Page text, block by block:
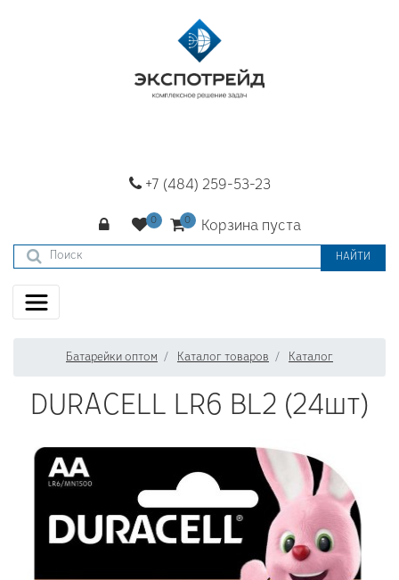
+7 (484) 259-53-23
Корзина пуста
НАЙТИ
Батарейки оптом Каталог товаров Каталог
DURACELL LR6 BL2 (24шт)